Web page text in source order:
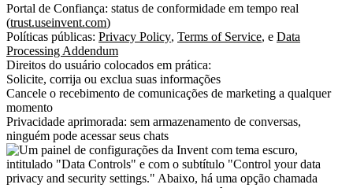
Portal de Confiança: status de conformidade em tempo real
(trust.useinvent.com)
Políticas públicas: Privacy Policy, Terms of Service, e Data
Processing Addendum
Direitos do usuário colocados em prática:
Solicite, corrija ou exclua suas informações
Cancele o recebimento de comunicações de marketing a qualquer
momento
Privacidade aprimorada: sem armazenamento de conversas,
ninguém pode acessar seus chats